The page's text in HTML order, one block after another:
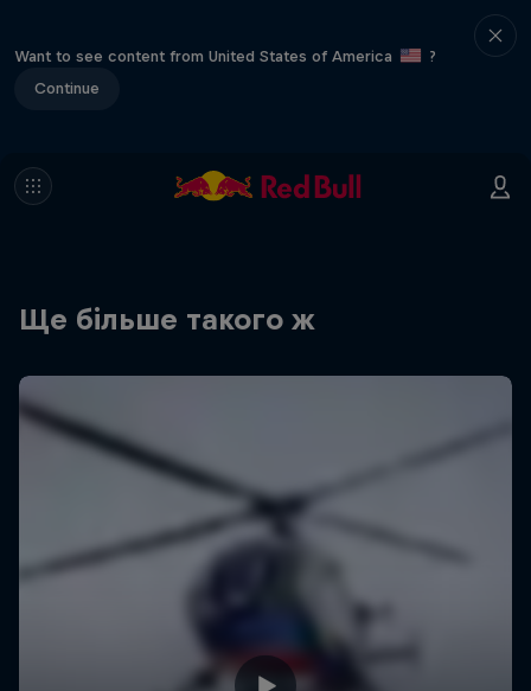
Want to see content from United States of America
?
Continue
Ще більше такого ж